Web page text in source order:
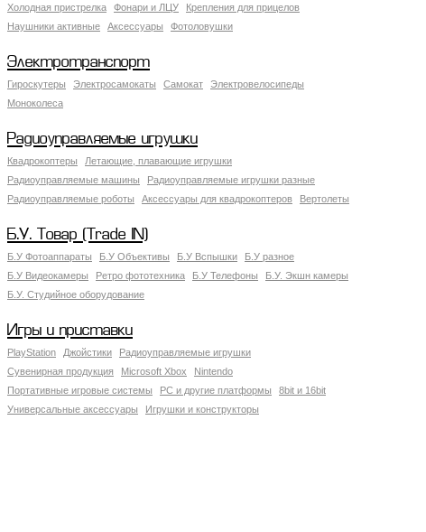
Холодная пристрелка
Фонари и ЛЦУ
Крепления для прицелов
Наушники активные
Аксессуары Фотоловушки
Электротранспорт
Гироскутеры Электросамокаты Самокат
Электровелосипеды
Моноколеса
Радиоуправляемые игрушки
Квадрокоптеры
Летающие, плавающие игрушки
Радиоуправляемые машины
Радиоуправляемые игрушки разные
Радиоуправляемые роботы
Аксессуары для квадрокоптеров Вертолеты
Б.У. Товар (Trade IN)
Б.У Фотоаппараты Б.У Объективы Б.У Вспышки
Б.У разное
Б.У Видеокамеры
Ретро фототехника Б.У Телефоны
Б.У. Экшн камеры
Б.У. Студийное оборудование
Игры и приставки
PlayStation Джойстики
Радиоуправляемые игрушки
Сувенирная продукция
Microsoft Xbox
Nintendo
Портативные игровые системы
PC и другие платформы
8bit и 16bit
Универсальные аксессуары
Игрушки и конструкторы